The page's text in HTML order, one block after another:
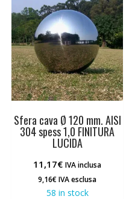
Sfera cava Ø 120 mm. AISI
304 spess 1,0 FINITURA
LUCIDA
11,17€ IVA inclusa
9,16€IVA esclusa
58 in stock